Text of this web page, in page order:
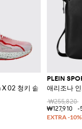
02 청키 솔 저지 스니커즈
PLEIN
애리조나
₩255,820
₩127,910
-